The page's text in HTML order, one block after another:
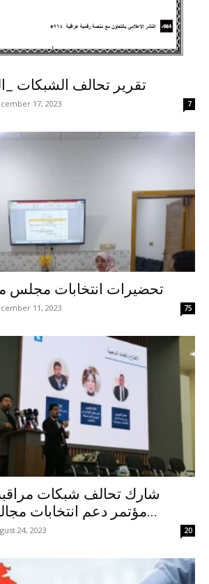
تقرير تحالف الشبكات
17, 2023 7
تحضيرات انتخابات مجلس
11, 2023 75
شارك تحالف شبكات
مؤتمر دعم انتخابات مجالس المحافظات...
24, 2023 20